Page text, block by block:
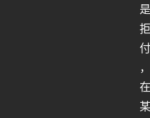
是
拒
付
，
在
某